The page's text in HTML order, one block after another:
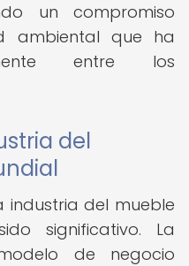
un compromiso
ambiental que ha
entre los
del
industria del mueble
significativo. La
de negocio